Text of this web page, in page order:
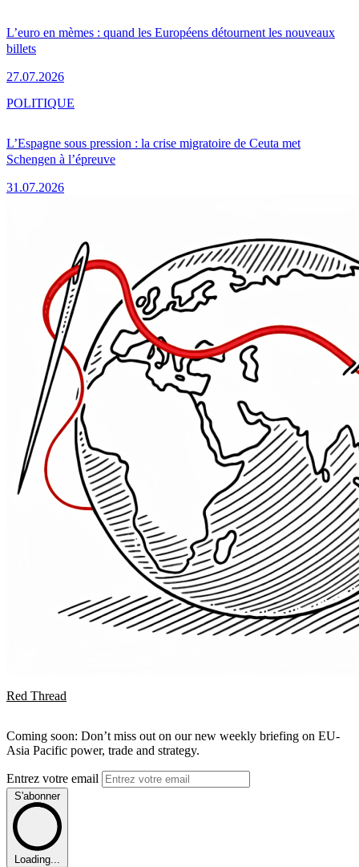
L’euro en mèmes : quand les Européens détournent les nouveaux
billets
27.07.2026
L’Espagne sous pression : la crise migratoire de Ceuta met
Schengen à l’épreuve
31.07.2026
POLITIQUE
Red Thread
Coming soon: Don’t miss out on our new weekly briefing on EU-
Asia Pacific power, trade and strategy.
Entrez votre email
S'abonner
Loading...